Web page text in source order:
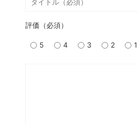
評価（必須）
5 4 3 2 1